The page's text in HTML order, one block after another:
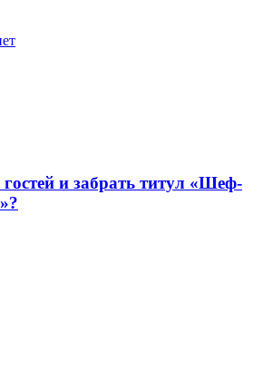
и забрать титул «Шеф-